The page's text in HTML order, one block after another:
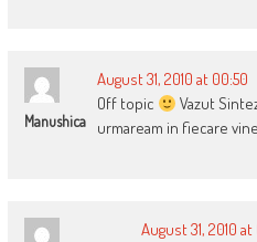
Manushica
August 31, 2010 at 00:50
Off topic
Vazut
urmaream in fiecare
August 31, 2010 at